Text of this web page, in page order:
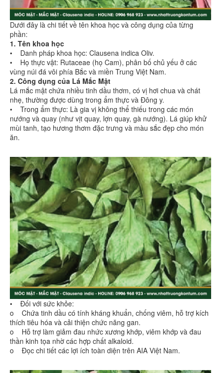
Dưới đây là chi tiết về tên khoa học và công dụng của từng
phần:
1. Tên khoa học
• Danh pháp khoa học: Clausena indica Oliv.
• Họ thực vật: Rutaceae (họ Cam), phân bố chủ yếu ở các
vùng núi đá vôi phía Bắc và miền Trung Việt Nam.
2. Công dụng của Lá Mắc Mật
Lá mắc mật chứa nhiều tinh dầu thơm, có vị hơi chua và chát
nhẹ, thường được dùng trong ẩm thực và Đông y.
• Trong ẩm thực: Là gia vị không thể thiếu trong các món
nướng và quay (như vịt quay, lợn quay, gà nướng). Lá giúp khử
mùi tanh, tạo hương thơm đặc trưng và màu sắc đẹp cho món
ăn.
• Đối với sức khỏe:
o Chứa tinh dầu có tính kháng khuẩn, chống viêm, hỗ trợ kích
thích tiêu hóa và cải thiện chức năng gan.
o Hỗ trợ làm giảm đau nhức xương khớp, viêm khớp và đau
thần kinh tọa nhờ các hợp chất alkaloid.
o Đọc chi tiết các lợi ích toàn diện trên AIA Việt Nam.